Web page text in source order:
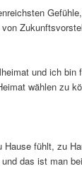
und ich bin
wählen zu
fühlt, zu
das ist man